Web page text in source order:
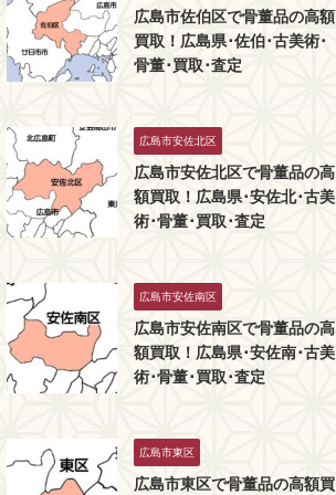
広島市佐伯区で骨董品の高額
買取！広島県･佐伯･古美術･
骨董･買取･査定
広島市安佐北区
広島市安佐北区で骨董品の高
額買取！広島県･安佐北･古美
術･骨董･買取･査定
広島市安佐南区
広島市安佐南区で骨董品の高
額買取！広島県･安佐南･古美
術･骨董･買取･査定
広島市東区
広島市東区で骨董品の高額買